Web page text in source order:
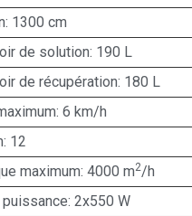
1300 cm
de solution: 190 L
de récupération: 180 L
6 km/h
12
maximum: 4000 m2/h
2x550 W